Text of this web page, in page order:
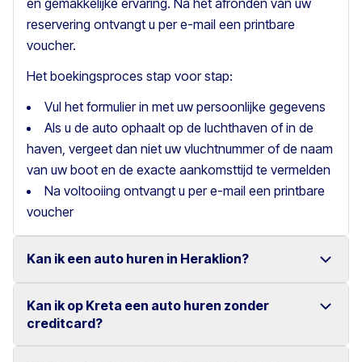
en gemakkelijke ervaring. Na het afronden van uw
reservering ontvangt u per e-mail een printbare
voucher.
Het boekingsproces stap voor stap:
Vul het formulier in met uw persoonlijke gegevens
Als u de auto ophaalt op de luchthaven of in de
haven, vergeet dan niet uw vluchtnummer of de naam
van uw boot en de exacte aankomsttijd te vermelden
Na voltooiing ontvangt u per e-mail een printbare
voucher
Kan ik een auto huren in Heraklion?
Ja, wij bieden autoverhuur in Heraklion met een ruime
Kan ik op Kreta een auto huren zonder
creditcard?